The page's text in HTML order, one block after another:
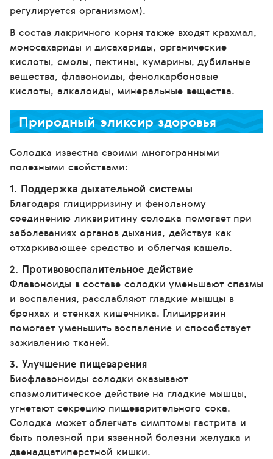
регулируется организмом).
В состав лакричного корня также входят крахмал,
моносахариды и дисахариды, органические
кислоты, смолы, пектины, кумарины, дубильные
вещества, флавоноиды, фенолкарбоновые
кислоты, алкалоиды, минеральные вещества.
Природный эликсир здоровья
Солодка известна своими многогранными
полезными свойствами:
1. Поддержка дыхательной системы
Благодаря глицирризину и фенольному
соединению ликвиритину солодка помогает при
заболеваниях органов дыхания, действуя как
отхаркивающее средство и облегчая кашель.
2. Противовоспалительное действие
Флавоноиды в составе солодки уменьшают спазмы
и воспаления, расслабляют гладкие мышцы в
бронхах и стенках кишечника. Глицирризин
помогает уменьшить воспаление и способствует
заживлению тканей.
3. Улучшение пищеварения
Биофлавоноиды солодки оказывают
спазмолитическое действие на гладкие мышцы,
угнетают секрецию пищеварительного сока.
Солодка может облегчать симптомы гастрита и
быть полезной при язвенной болезни желудка и
двенадцатиперстной кишки.